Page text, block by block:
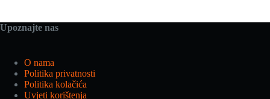
Upoznajte nas
O nama
Politika privatnosti
Politika kolačića
Uvjeti korištenja